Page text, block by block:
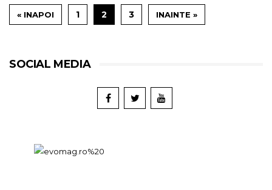
« INAPOI 1 2 3 INAINTE »
SOCIAL MEDIA